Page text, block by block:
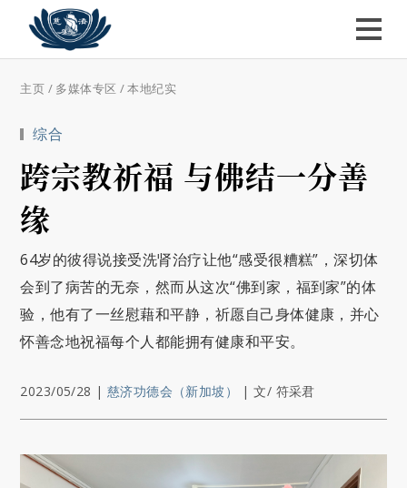
主页 / 多媒体专区 /本地纪实
综合
跨宗教祈福 与佛结一分善
缘
64岁的彼得说接受洗肾治疗让他“感受很糟糕”，深切体
会到了病苦的无奈，然而从这次“佛到家，福到家”的体
验，他有了一丝慰藉和平静，祈愿自己身体健康，并心
怀善念地祝福每个人都能拥有健康和平安。
2023/05/28 | 慈济功德会（新加坡） |文/ 符采君